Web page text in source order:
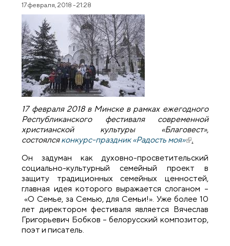
17 февраля, 2018 - 21:28
17 февраля 2018 в Минске в рамках ежегодного
Республиканского фестиваля современной
христианской культуры «Благовест»,
состоялсяконкурс-праздник «Радость моя»(внешняя
.
Он задуман как духовно-просветительский
социально-культурный семейный проект в
защиту традиционных семейных ценностей,
главная идея которого выражается слоганом –
«О Семье, за Семью, для Семьи!». Уже более 10
лет директором фестиваля является Вячеслав
Григорьевич Бобков – белорусский композитор,
поэт и писатель.